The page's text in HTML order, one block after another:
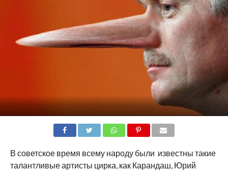
В советское время всему народу были известны такие
талантливые артисты цирка, как Карандаш, Юрий